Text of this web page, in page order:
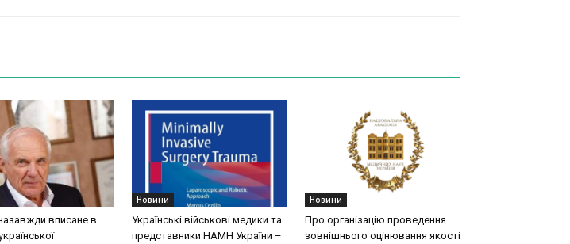
вписане в
Новини
Українські військові медики та
представники НАМН України –
Новини
Про організацію проведення
зовнішнього оцінювання якості